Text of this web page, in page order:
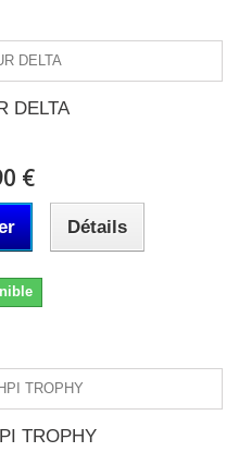
DELTA
€
Détails
TROPHY